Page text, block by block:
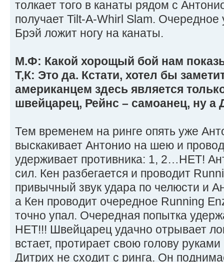
толкает того в канаты рядом с
получает Tilt-A-Whirl Slam.
Брэй ложит ногу на канаты.
М.Ф: Какой хорощый бой нам
Т,К: Это да. Кстати, хотел бы
американцем здесь является
швейцарец, Рейнс – самоанец, ну а
Тем временем на ринге опять уже
выскакивает Антонио на шею и
удерживает противника: 1, 2…НЕТ!
сил. Кен разбегается и проводит
привычный звук удара по челюсти и
а Кен проводит очередное Running
точно упал. Очередная попытка
НЕТ!!! Швейцарец удачно отрывает
встает, протирает свою голову
Дитрих не сходит с ринга. Он